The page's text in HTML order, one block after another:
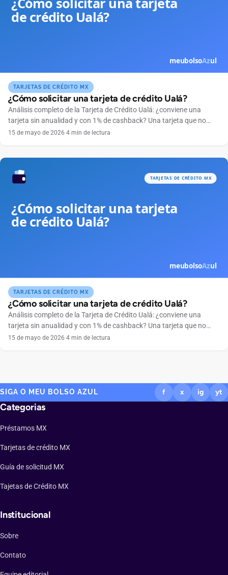
TARJETAS DE CRÉDITO MX
¿Cómo solicitar una tarjeta de crédito Ualá?
Análisis completo de la Tarjeta de Crédito Ualá: ¿conviene una
tarjeta sin anualidad y con 1% de cashback? Una tarjeta que no
cobra anualidad, se maneja por completo desde el celular y
15 de mayo de 2026·4 min de lectura
TARJETAS DE CRÉDITO MX
¿Cómo solicitar una tarjeta de crédito Ualá?
Análisis completo de la Tarjeta de Crédito Ualá: ¿conviene una
tarjeta sin anualidad y con 1% de cashback? Una tarjeta que no
cobra anualidad, se maneja por completo desde el celular y
15 de mayo de 2026·4 min de lectura
SIGA O MEU BOLSO AZUL f x ig yt
Categorias
Préstamos MX
Tarjetas de crédito MX
Guía de solicitud MX
Tajetas de Crédito MX
Institucional
Sobre
Contato